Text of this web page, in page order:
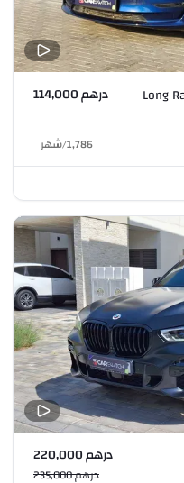
درهم 114,000
1,786
/شهر
درهم 220,000
درهم 235,000